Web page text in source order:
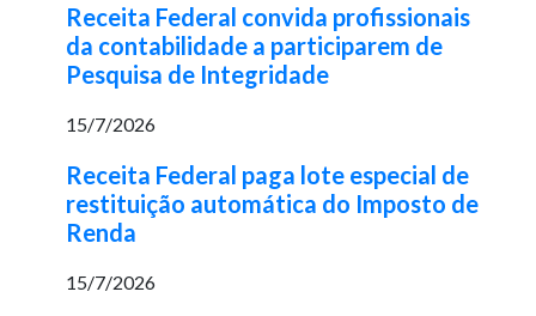
Receita Federal convida profissionais
da contabilidade a participarem de
Pesquisa de Integridade
15/7/2026
Receita Federal paga lote especial de
restituição automática do Imposto de
Renda
15/7/2026